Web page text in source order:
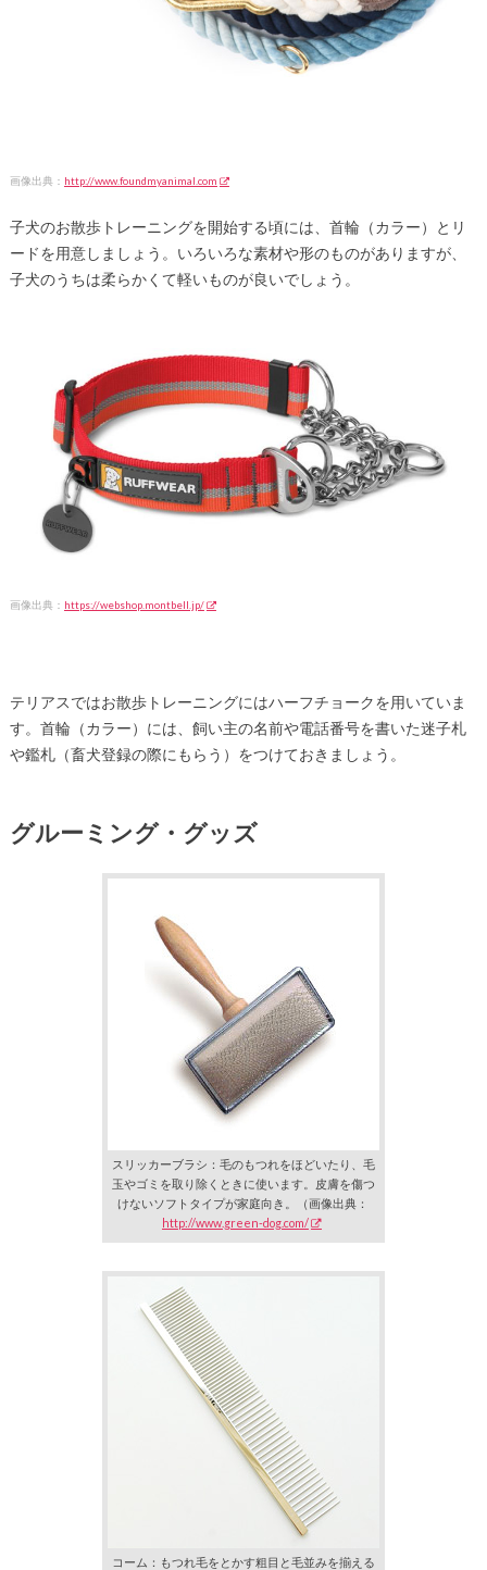
画像出典： http://www.foundmyanimal.com
子犬のお散歩トレーニングを開始する頃には、首輪（カラー）とリ
ードを用意しましょう。いろいろな素材や形のものがありますが、
子犬のうちは柔らかくて軽いものが良いでしょう。
画像出典： https://webshop.montbell.jp/
テリアスではお散歩トレーニングにはハーフチョークを用いていま
す。首輪（カラー）には、飼い主の名前や電話番号を書いた迷子札
や鑑札（畜犬登録の際にもらう）をつけておきましょう。
グルーミング・グッズ
スリッカーブラシ：毛のもつれをほどいたり、毛
玉やゴミを取り除くときに使います。皮膚を傷つ
けないソフトタイプが家庭向き。（画像出典：
http://www.green-dog.com/
コーム：もつれ毛をとかす粗目と毛並みを揃える